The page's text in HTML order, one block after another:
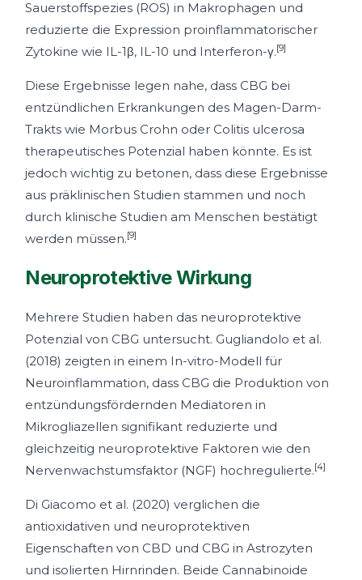
Sauerstoffspezies (ROS) in Makrophagen und
reduzierte die Expression proinflammatorischer
Zytokine wie IL-1β, IL-10 und Interferon-γ.[9]
Diese Ergebnisse legen nahe, dass CBG bei
entzündlichen Erkrankungen des Magen-Darm-
Trakts wie Morbus Crohn oder Colitis ulcerosa
therapeutisches Potenzial haben könnte. Es ist
jedoch wichtig zu betonen, dass diese Ergebnisse
aus präklinischen Studien stammen und noch
durch klinische Studien am Menschen bestätigt
werden müssen.[9]
Neuroprotektive Wirkung
Mehrere Studien haben das neuroprotektive
Potenzial von CBG untersucht. Gugliandolo et al.
(2018) zeigten in einem In-vitro-Modell für
Neuroinflammation, dass CBG die Produktion von
entzündungsfördernden Mediatoren in
Mikrogliazellen signifikant reduzierte und
gleichzeitig neuroprotektive Faktoren wie den
Nervenwachstumsfaktor (NGF) hochregulierte.[4]
Di Giacomo et al. (2020) verglichen die
antioxidativen und neuroprotektiven
Eigenschaften von CBD und CBG in Astrozyten
und isolierten Hirnrinden. Beide Cannabinoide